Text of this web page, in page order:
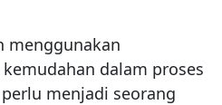
menggunakan
dalam proses
menjadi seorang